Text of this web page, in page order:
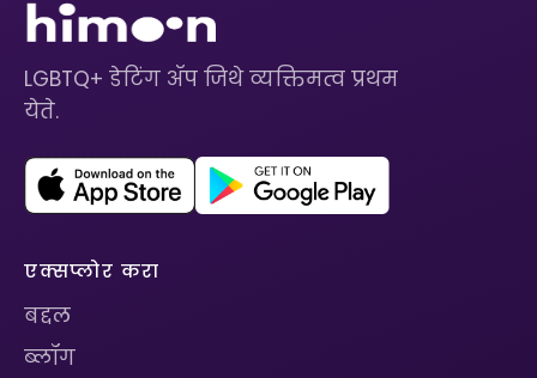
LGBTQ+ डेटिंग ॲप जिथे व्यक्तिमत्व प्रथम
येते.
एक्सप्लोर करा
बद्दल
ब्लॉग